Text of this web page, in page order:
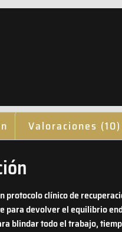
Valoraciones (10)
protocolo clínico de
para devolver el equilibrio
blindar todo el trabajo,